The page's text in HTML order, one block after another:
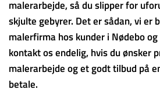
malerarbejde, så du slipper for
skjulte gebyrer. Det er sådan, vi er
malerfirma hos kunder i Nødebo
kontakt os endelig, hvis du ønsker
malerarbejde og et godt tilbud på
betale.